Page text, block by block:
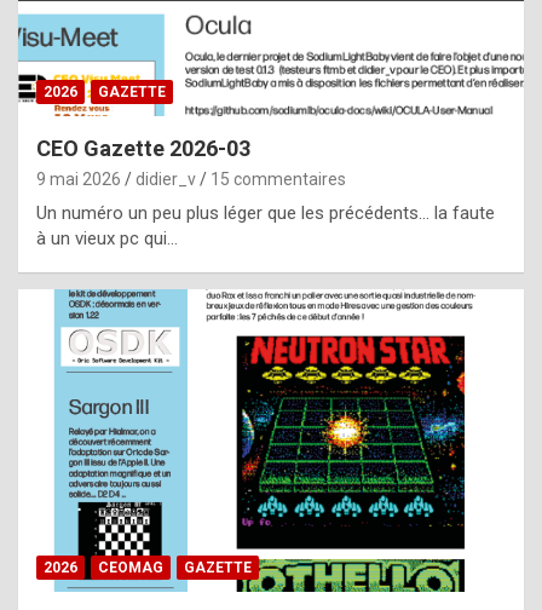
a
s
i
e
f
o
m
m
a
y
b
e
b
y
2026 GAZETTE
CEO Gazette 2026-03
9 mai 2026 didier_v 15 commentaires
Un numéro un peu plus léger que les précédents… la faute
à un vieux pc qui…
2026 CEOMAG GAZETTE